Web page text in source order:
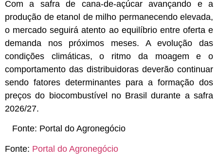
Com a safra de cana-de-açúcar avançando e a
produção de etanol de milho permanecendo elevada,
o mercado seguirá atento ao equilíbrio entre oferta e
demanda nos próximos meses. A evolução das
condições climáticas, o ritmo da moagem e o
comportamento das distribuidoras deverão continuar
sendo fatores determinantes para a formação dos
preços do biocombustível no Brasil durante a safra
2026/27.
Fonte: Portal do Agronegócio
Fonte: Portal do Agronegócio